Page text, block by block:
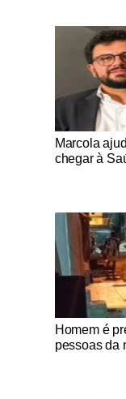
Notícias Católicas
Marcola
chegar à
Notícias Católicas
Homem é
pessoas da